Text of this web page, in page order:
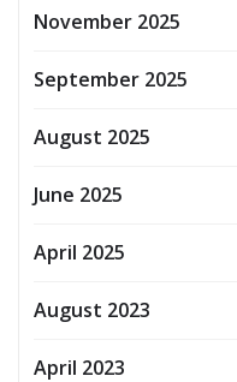
November 2025
September 2025
August 2025
June 2025
April 2025
August 2023
April 2023